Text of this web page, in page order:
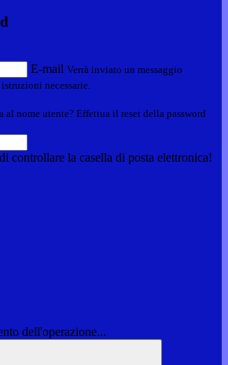
E-mail Verrà inviato un messaggio
necessarie.
al nome utente? Effettua il reset della password
controllare la casella di posta elettronica!
dell'operazione...